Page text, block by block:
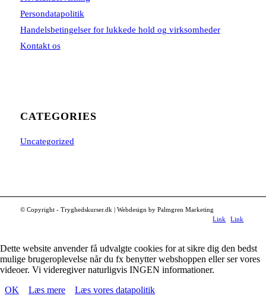
Persondatapolitik
Handelsbetingelser for lukkede hold og virksomheder
Kontakt os
CATEGORIES
Uncategorized
© Copyright - Tryghedskurser.dk | Webdesign by Palmgren Marketing
Link
Facebook
Link
Dette website anvender få udvalgte cookies for at sikre dig den bedst
mulige brugeroplevelse når du fx benytter webshoppen eller ser vores
videoer. Vi videregiver naturligvis INGEN informationer.
OK
Læs mere Læs vores datapolitik